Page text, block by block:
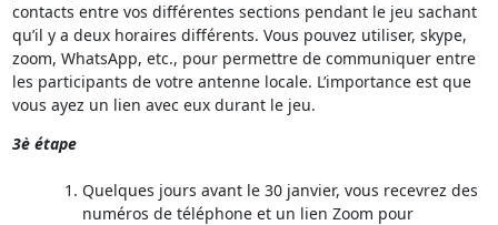
contacts entre vos différentes sections pendant le jeu sachant
qu’il y a deux horaires différents. Vous pouvez utiliser, skype,
zoom, WhatsApp, etc., pour permettre de communiquer entre
les participants de votre antenne locale. L’importance est que
vous ayez un lien avec eux durant le jeu.
3è étape
Quelques jours avant le 30 janvier, vous recevrez des
numéros de téléphone et un lien Zoom pour